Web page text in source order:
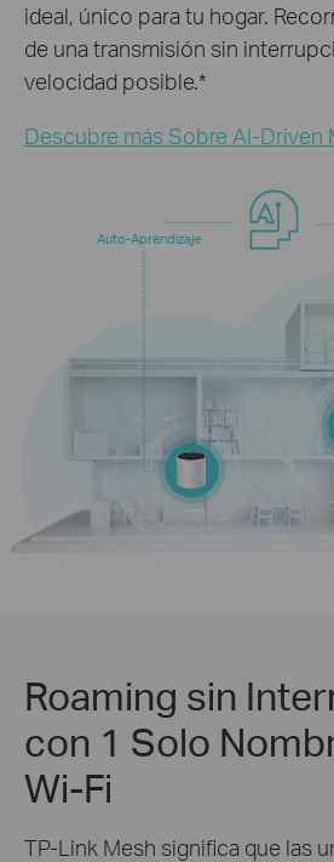
ideal, único para tu hogar.
de una transmisión sin
velocidad posible.*
Descubre más Sobre AI-Driven
Auto-Aprendizaje
Roaming sin
con 1 Solo
Wi-Fi
TP-Link Mesh significa que las